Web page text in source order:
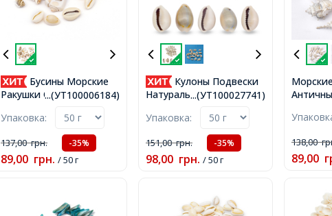
...(УТ100006184)
Бусины Морские
Ракушки Окрашенные,
27мм, Отверстие 1-2мм,
около 30шт/50г,
Упаковка:
137,00грн. -35%
89,00 грн. / 50 г
...(УТ100027741)
Кулоны Подвески
Натуральные Морские
20х13-14х6-8мм,
Отверстие 2мм, около
30шт/50г,
Упаковка:
151,00грн. -35%
98,00 грн. / 50 г
138,00
89,00